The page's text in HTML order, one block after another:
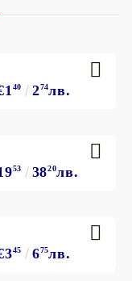
40 274лв.
53 3820лв.
45 675лв.